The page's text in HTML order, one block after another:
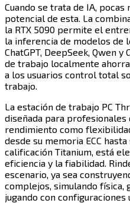
Cuando se trata de IA,
potencial de esta. La
la RTX 5090 permite el
la inferencia de modelos de
ChatGPT, DeepSeek, Qwen
de trabajo localmente
a los usuarios control total
trabajo.​​​​‌ ‍ ​‍​‍‌‍ ‌ ​‍‌‍‍‌‌‍‌ ‌‍‍‌‌‍ ‍​‍​‍​ ‍‍​‍​‍‌ ​ ‌‍​‌‌‍ ‍‌‍‍‌‌ ‌​‌ ‍‌​‍ ‍‌‍‍‌‌‍ ​‍​‍​‍ ​​‍​‍‌‍‍​‌ ​‍‌‍‌‌‌‍‌‍​‍​‍​ ‍‍​‍​‍​‍ ‌‍​‌‌‍‌​‌‍ ‌‌‍‍‌‌‍ ‍​‍ ‌‍‍‌‌‍ ‍‌ ‌​‌‍‌‌‌‍ ‍‌ ‌​​‍ ‌‍‌‌‌‍‌​‌‍‍‌‌ ‌​​‍ ‌‍ ‌‌‍ ‌‍‌​‌‍‌‌​ ‌‌ ​​‌ ​‍‌‍‌‌‌ ​ ‌‍‌‌‌‍ ‍‌ ‌​‌‍​‌‌ ‌​‌‍‍‌‌‍ ‌‍ ‍​ ‍ ‌‍‍‌‌‍‌​​ ‌​ ‌ ​ ​ ‌‍‌‌​ ​ ​ ‌​‌‍‌‌​ ‌‍​ ‌‍​‍ ‌​ ‌‌​ ‌‌​ ‌ ​ ​​​‍ ‌​ ‌​​ ‌‍‌‍​ ‌‍​‍​‍ ‌‌‍​‍‌‍‌‍​ ‍​​ ‌ ​‍ ‌​ ​‍‌‍​ ​ ‌‌​ ‌​​ ‍‌​ ‌‌‌‍‌​​ ​ ​ ‌ ​ ‍​​ ‌‍​ ‌​​ ‍ ‌ ‌​‌ ‍‌‌ ​​‌‍‌‌​ ‌‌‍​‍‌ ‌‌‌‍‍‌‌‍ ​‌‍‌​​ ‍ ‌ ​​‌‍​‌‌ ‌​‌‍‍​​ ‌‌‍‍‌​ ​‌​ ‍​‌‍ ‍‌‌ ‌‍ ​‌‍ ‌‍ ‍‌‍‌ ‌‌ ‌‍‌​‌‍‌‌‌ ​ ‌‍​ ​‍‌‌​ ‌‌‌​​‍‌‌ ‌‍‍ ‌‍‌‌‌ ‍‌​‍‌‌​ ​ ‌​‌​​‍‌‌​ ​ ‌​‌​​‍‌‌​ ​‍​ ​‍‌‍‌‌‌ ​ ​‍‌‌​ ​‍​ ​‍​‍‌‌​ ‌‌‌​‌​​‍ ‍‌ ‌‍‌‍​‌‌‍ ​‌ ‌‌‌‍‌‌​‍‌‌​ ‌‌‌​​‍‌‌ ‌‍‍ ‌‍‌‌‌ ‍‌​‍‌‌​ ​ ‌​‌​​‍‌‌​ ​ ‌​‌​​‍‌‌​ ​‍​ ​‍​ ‍​​ ​ ‌‍‌‍​ ‌​‌‍​‍​ ​ ‌‍‌‍​ ‍‌​ ​​‌‍​ ​ ‍​​ ‌ ​‍‌‌​ ​‍​ ​‍​‍‌‌​ ‌‌‌​‌​​‍ ‍‌‍​ ‌‍‍​‌‍‍‌‌‍ ​‌‍‌​‌ ​‍‌‍‌‌‌‍ ‍​‍‌‌​ ‌‌‌​​‍‌‌ ‌‍‍ ‌‍‌‌‌ ‍‌​‍‌‌​ ​ ‌​‌​​‍‌‌​ ​ ‌​‌​​‍‌‌​ ​‍​ ​‍​ ​‌​ ​‍‌‍​‍‌‍‌‍‌‍​ ​ ‍‌​ ‌​​ ​‌​ ​ ​ ‌‌‌‍​‌​ ​‍​‍‌‌​ ​‍​ ​‍​‍‌‌​ ‌‌‌​‌​​‍ ‍‌ ‌​‌‍‌‌‌ ‍​‌ ‌​​ ‌‍​‍‌‍​‌‌ ​ ‌‍‌‌‌‌‌‌‌ ​‍‌‍ ​​ ‌​‍‌‌​ ​‍‌​‌‍‌‍​‌‌‍‌​‌‍ ‌‌‍‍‌‌‍ ‍​‍‌‍‌‍‍‌‌‍‌​​ ‌​ ‌ ​ ​ ‌‍‌‌​ ​ ​ ‌​‌‍‌‌​ ‌‍​ ‌‍​‍ ‌​ ‌‌​ ‌‌​ ‌ ​ ​​​‍ ‌​ ‌​​ ‌‍‌‍​ ‌‍​‍​‍ ‌‌‍​‍‌‍‌‍​ ‍​​ ‌ ​‍ ‌​ ​‍‌‍​ ​ ‌‌​ ‌​​ ‍‌​ ‌‌‌‍‌​​ ​ ​ ‌ ​ ‍​​ ‌‍​ ‌​​‍‌‍‌ ‌​‌ ‍‌‌ ​​‌‍‌‌​ ‌‌‍​‍‌ ‌‌‌‍‍‌‌‍ ​‌‍‌​​‍‌‍‌ ​​‌‍​‌‌ ‌​‌‍‍​​ ‌‌‍‍‌​ ​‌​ ‍​‌‍ ‍‌‌ ‌‍ ​‌‍ ‌‍ ‍‌‍‌ ‌‌ ‌‍‌​‌‍‌‌‌ ​ ‌‍​ ​‍‌‌​ ‌‌‌​​‍‌‌ ‌‍‍ ‌‍‌‌‌ ‍‌​‍‌‌​ ​ ‌​‌​​‍‌‌​ ​ ‌​‌​​‍‌‌​ ​‍​ ​‍‌‍‌‌‌ ​ ​‍‌‌​ ​‍​ ​‍​‍‌‌​ ‌‌‌​‌​​‍ ‍‌ ‌‍‌‍​‌‌‍ ​‌ ‌‌‌‍‌‌​‍‌‌​ ‌‌‌​​‍‌‌ ‌‍‍ ‌‍‌‌‌ ‍‌​‍‌‌​ ​ ‌​‌​​‍‌‌​ ​ ‌​‌​​‍‌‌​ ​‍​ ​‍​ ‍​​ ​ ‌‍‌‍​ ‌​‌‍​‍​ ​ ‌‍‌‍​ ‍‌​ ​​‌‍​ ​ ‍​​ ‌ ​‍‌‌​ ​‍​ ​‍​‍‌‌​ ‌‌‌​‌​​‍ ‍‌‍​ ‌‍‍​‌‍‍‌‌‍ ​‌‍‌​‌ ​‍‌‍‌‌‌‍ ‍​‍‌‌​ ‌‌‌​​‍‌‌ ‌‍‍ ‌‍‌‌‌ ‍‌​‍‌‌​ ​ ‌​‌​​‍‌‌​ ​ ‌​‌​​‍‌‌​ ​‍​ ​‍​ ​‌​ ​‍‌‍​‍‌‍‌‍‌‍​ ​ ‍‌​ ‌​​ ​‌​ ​ ​ ‌‌‌‍​‌​ ​‍​‍‌‌​ ​‍​ ​‍​‍‌‌​ ‌‌‌​‌​​‍ ‍‌ ‌​‌‍‌‌‌ ‍​‌ ‌​​‍‌‍‌ ​​‌‍‌‌‌ ​‍‌ ​ ‌ ​​‌‍‌‌‌‍​ ‌ ‌​‌‍‍‌‌ ‌‍‌‍‌‌​ ‌‌ ​​‌ ‌‌‌‍​‍‌‍ ​‌‍‍‌‌ ​ ‌‍‍​‌‍‌‌‌‍‌​​‍​‍‌ ‌
La estación de trabajo PC
diseñada para profesionales
rendimiento como
desde su memoria ECC
calificación Titanium, está
eficiencia y la fiabilidad.
escenario, ya sea
complejos, simulando física,
jugando con configuraciones ultra.​​​​‌